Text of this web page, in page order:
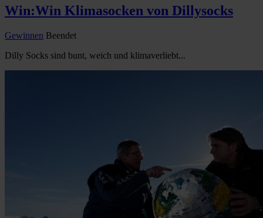
Win:Win Klimasocken von Dillysocks
Gewinnen Beendet
Dilly Socks sind bunt, weich und klimaverliebt...